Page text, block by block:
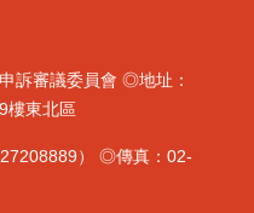
訴審議委員會 ◎地址：
樓東北區
） ◎傳真：02-